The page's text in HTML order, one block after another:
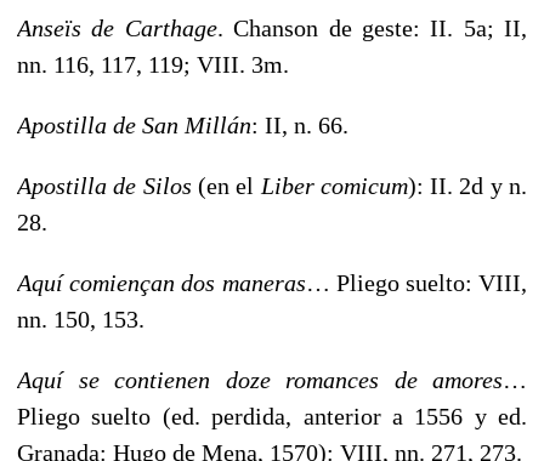
Anseïs de Carthage. Chanson de geste: II. 5a; II,
nn. 116, 117, 119; VIII. 3m.
Apostilla de San Millán: II, n. 66.
Apostilla de Silos (en el Liber comicum): II. 2d y n.
28.
Aquí comiençan dos maneras… Pliego suelto: VIII,
nn. 150, 153.
Aquí se contienen doze romances de amores…
Pliego suelto (ed. perdida, anterior a 1556 y ed.
Granada: Hugo de Mena, 1570): VIII, nn. 271, 273.